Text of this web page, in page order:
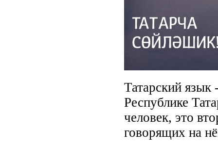
Татарский язык
Республике
человек, это
говорящих на